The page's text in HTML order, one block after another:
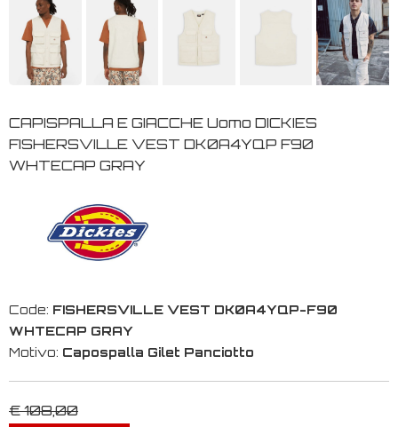
CAPISPALLA E GIACCHE Uomo DICKIES
FISHERSVILLE VEST DK0A4YQP F90
WHTECAP GRAY
Code: FISHERSVILLE VEST DK0A4YQP-F90
WHTECAP GRAY
Motivo: Capospalla Gilet Panciotto
€ 108,00